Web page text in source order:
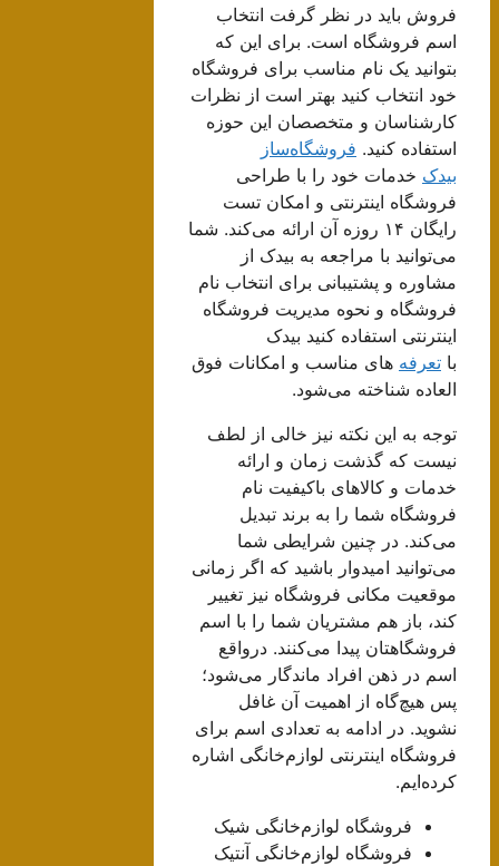
فروش باید در نظر گرفت انتخاب
اسم فروشگاه است. برای این که
بتوانید یک نام مناسب برای فروشگاه
خود انتخاب کنید بهتر است از نظرات
کارشناسان و متخصصان این حوزه
استفاده کنید.فروشگاه‌ساز
بیدکخدمات خود را با طراحی
فروشگاه اینترنتی و امکان تست
رایگان ۱۴ روزه‌ آن ارائه می‌کند. شما
می‌توانید با مراجعه به بیدک از
مشاوره و پشتیبانی برای انتخاب نام
فروشگاه و نحوه مدیریت فروشگاه
اینترنتی استفاده کنید بیدک
باتعرفههای مناسب و امکانات فوق
العاده شناخته می‌شود.
توجه به این نکته نیز خالی از لطف
نیست که گذشت زمان و ارائه
خدمات و کالاهای باکیفیت نام
فروشگاه شما را به برند تبدیل
می‌کند. در چنین شرایطی شما
می‌توانید امیدوار باشید که اگر زمانی
موقعیت مکانی فروشگاه نیز تغییر
کند، باز هم مشتریان شما را با اسم
فروشگاهتان پیدا می‌کنند. درواقع
اسم در ذهن افراد ماندگار می‌شود؛
پس هیچ‌گاه از اهمیت آن غافل
نشوید. در ادامه به تعدادی اسم برای
فروشگاه اینترنتی لوازم‌خانگی اشاره
کرده‌ایم.
فروشگاه لوازم‌خانگی شیک
فروشگاه لوازم‌خانگی آنتیک